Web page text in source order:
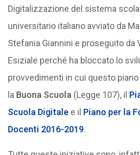
Digitalizzazione del sistema
universitario italiano avviato da
Stefania Giannini e proseguito da
Esiziale perché ha bloccato lo
provvedimenti in cui questo
la Buona Scuola (Legge 107), il
Scuola Digitalee il Piano per la
Docenti 2016-2019.